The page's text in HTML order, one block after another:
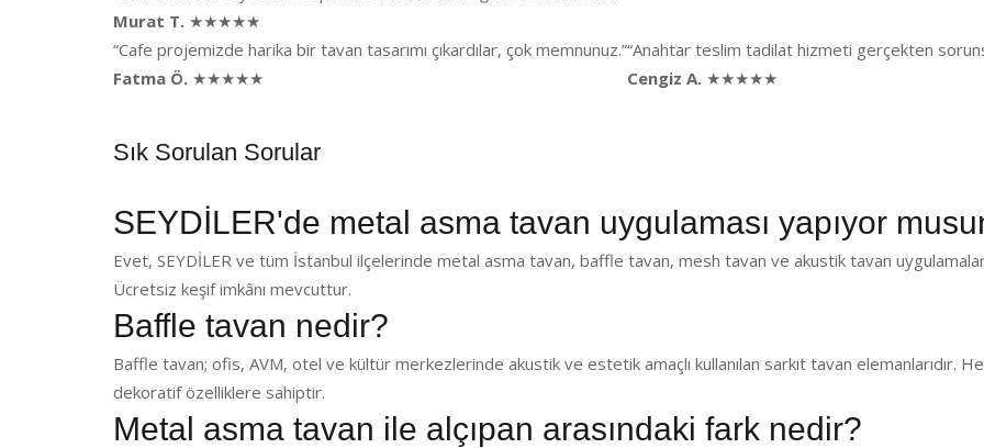
Murat T. ★★★★★
“Cafe projemizde harika bir tavan tasarımı çıkardılar, çok memnunuz.”
Fatma Ö. ★★★★★
“Anahtar teslim tadilat hizmeti gerçekten
Cengiz A. ★★★★★
Sık Sorulan Sorular
SEYDİLER'de metal asma tavan uygulaması yapıyor
Evet, SEYDİLER ve tüm İstanbul ilçelerinde metal asma tavan, baffle tavan, mesh tavan ve akustik tavan
Ücretsiz keşif imkânı mevcuttur.
Baffle tavan nedir?
Baffle tavan; ofis, AVM, otel ve kültür merkezlerinde akustik ve estetik amaçlı kullanılan sarkıt tavan elemanlarıdır.
dekoratif özelliklere sahiptir.
Metal asma tavan ile alçıpan arasındaki fark nedir?